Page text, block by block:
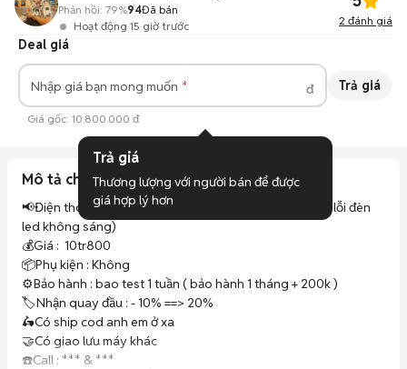
Hoạt động 15 giờ trước
Phản hồi: 79%94Đã bán
2 đánh giá
Deal giá
Nhập giá bạn mong muốn đ Trả giá
Giá gốc: 10.800.000 đ
Mô tả chi tiết
📢Điện thoại :  Pixel 10 Quốc Tế 1 sim vật lý , 1 Esim (máy lỗi đèn
led không sáng)
💰Giá :  10tr800
📦Phụ kiện : Không
⚙️Bảo hành : bao test 1 tuần ( bảo hành 1 tháng + 200k )
🏷️Nhận quay đầu : - 10% ==> 20%
🛵Có ship cod anh em ở xa
🤝Có giao lưu máy khác
☎️Call : *** & ***
Trả giá
Thương lượng với người bán để được
giá hợp lý hơn